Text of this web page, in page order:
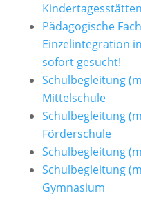
Pädagogische
Einzelintegration
sofort gesucht!
Schulbegleitung
Mittelschule
Schulbegleitung
Förderschule
Schulbegleitung
Schulbegleitung
Gymnasium